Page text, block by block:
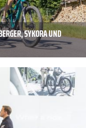
SYKORA UND